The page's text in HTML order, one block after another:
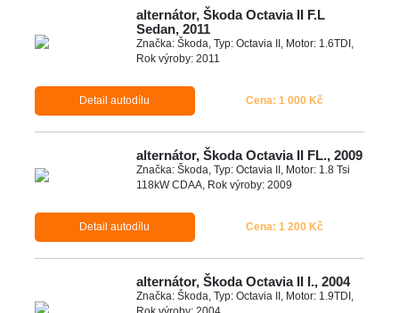
alternátor, Škoda Octavia II F.L
Sedan, 2011
Značka: Škoda, Typ: Octavia II, Motor: 1.6TDI,
Rok výroby: 2011
Detail autodílu Cena: 1 000 Kč
alternátor, Škoda Octavia II FL., 2009
Značka: Škoda, Typ: Octavia II, Motor: 1.8 Tsi
118kW CDAA, Rok výroby: 2009
Detail autodílu Cena: 1 200 Kč
alternátor, Škoda Octavia II I., 2004
Značka: Škoda, Typ: Octavia II, Motor: 1.9TDI,